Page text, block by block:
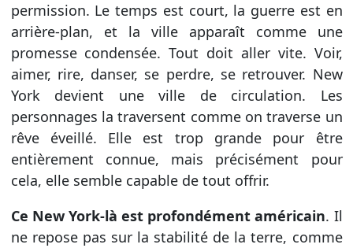
permission. Le temps est court, la guerre est en
arrière-plan, et la ville apparaît comme une
promesse condensée. Tout doit aller vite. Voir,
aimer, rire, danser, se perdre, se retrouver. New
York devient une ville de circulation. Les
personnages la traversent comme on traverse un
rêve éveillé. Elle est trop grande pour être
entièrement connue, mais précisément pour
cela, elle semble capable de tout offrir.
Ce New York-là est profondément américain. Il
ne repose pas sur la stabilité de la terre, comme